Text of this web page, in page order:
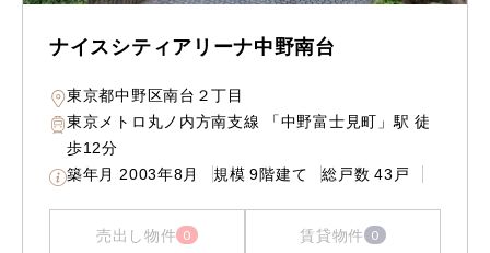
ナイスシティアリーナ中野南台
東京都中野区南台２丁目
東京メトロ丸ノ内方南支線 「中野富士見町」駅 徒
歩12分
築年月 2003年8月 規模 9階建て 総戸数 43戸
売出し物件 0 賃貸物件 0